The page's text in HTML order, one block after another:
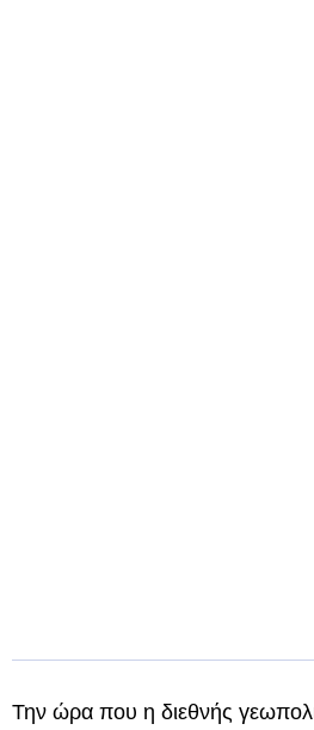
Την ώρα που η διεθνής